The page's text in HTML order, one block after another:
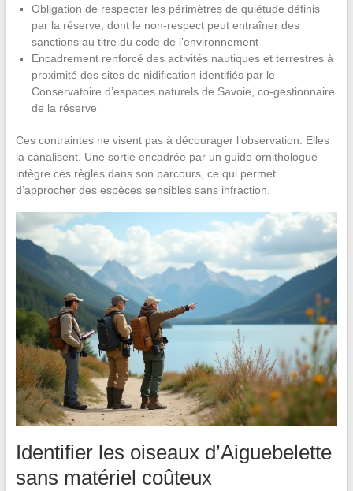
Obligation de respecter les périmètres de quiétude définis
par la réserve, dont le non-respect peut entraîner des
sanctions au titre du code de l’environnement
Encadrement renforcé des activités nautiques et terrestres à
proximité des sites de nidification identifiés par le
Conservatoire d’espaces naturels de Savoie, co-gestionnaire
de la réserve
Ces contraintes ne visent pas à décourager l’observation. Elles
la canalisent. Une sortie encadrée par un guide ornithologue
intègre ces règles dans son parcours, ce qui permet
d’approcher des espèces sensibles sans infraction.
Identifier les oiseaux d’Aiguebelette
sans matériel coûteux